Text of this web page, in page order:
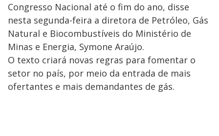
Congresso Nacional até o fim do ano, disse
nesta segunda-feira a diretora de Petróleo, Gás
Natural e Biocombustíveis do Ministério de
Minas e Energia, Symone Araújo.
O texto criará novas regras para fomentar o
setor no país, por meio da entrada de mais
ofertantes e mais demandantes de gás.